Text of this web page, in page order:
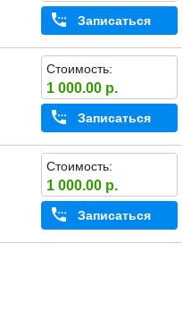
Записаться
Стоимость:
1 000.00 р.
Записаться
Стоимость:
1 000.00 р.
Записаться